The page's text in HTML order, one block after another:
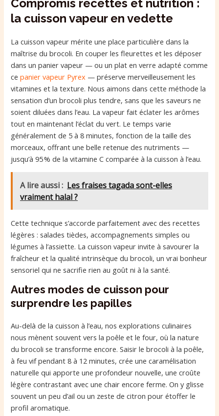
Compromis recettes et nutrition :
la cuisson vapeur en vedette
La cuisson vapeur mérite une place particulière dans la
maîtrise du brocoli. En couper les fleurettes et les déposer
dans un panier vapeur — ou un plat en verre adapté comme
cepanier vapeur Pyrex — préserve merveilleusement les
vitamines et la texture. Nous aimons dans cette méthode la
sensation d’un brocoli plus tendre, sans que les saveurs ne
soient diluées dans l’eau. La vapeur fait éclater les arômes
tout en maintenant l’éclat du vert. Le temps varie
généralement de 5 à 8 minutes, fonction de la taille des
morceaux, offrant une belle retenue des nutriments —
jusqu’à 95 % de la vitamine C comparée à la cuisson à l’eau.
A lire aussi : Les fraises tagada sont-elles
vraiment halal ?
Cette technique s’accorde parfaitement avec des recettes
légères : salades tièdes, accompagnements simples ou
légumes à l’assiette. La cuisson vapeur invite à savourer la
fraîcheur et la qualité intrinsèque du brocoli, un vrai bonheur
sensoriel qui ne sacrifie rien au goût ni à la santé.
Autres modes de cuisson pour
surprendre les papilles
Au-delà de la cuisson à l’eau, nos explorations culinaires
nous mènent souvent vers la poêle et le four, où la nature
du brocoli se transforme encore. Saisir le brocoli à la poêle,
à feu vif pendant 8 à 12 minutes, crée une caramélisation
naturelle qui apporte une profondeur nouvelle, une croûte
légère contrastant avec une chair encore ferme. On y glisse
souvent un peu d’ail ou un zeste de citron pour étoffer le
profil aromatique.